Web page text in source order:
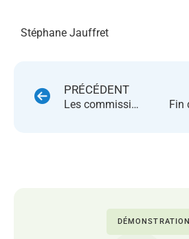
Stéphane Jauffret
PRÉCÉDENT
Les commissions par marketplaces
DÉMONSTRATION